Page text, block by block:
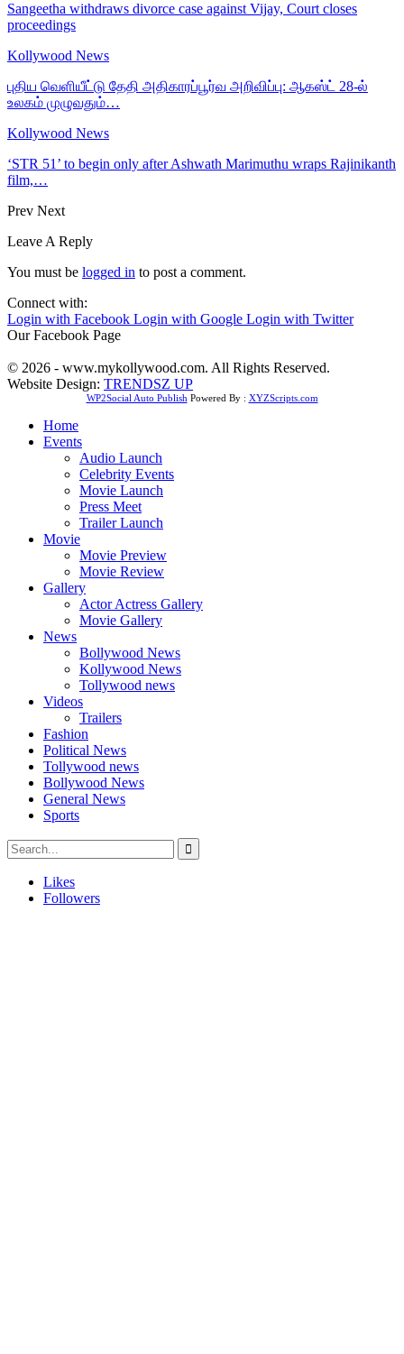
Sangeetha withdraws divorce case against Vijay, Court closes
proceedings
Kollywood News
புதிய வெளியீட்டு தேதி அதிகாரப்பூர்வ அறிவிப்பு: ஆகஸ்ட் 28-ல்
உலகம் முழுவதும்…
Kollywood News
‘STR 51’ to begin only after Ashwath Marimuthu wraps Rajinikanth
film,…
Prev Next
Leave A Reply
You must be logged in to post a comment.
Connect with:
Login with Facebook Login with Google Login with Twitter
Our Facebook Page
© 2026 - www.mykollywood.com. All Rights Reserved.
Website Design: TRENDSZ UP
WP2Social Auto Publish Powered By : XYZScripts.com
Home
Events
Audio Launch
Celebrity Events
Movie Launch
Press Meet
Trailer Launch
Movie
Movie Preview
Movie Review
Gallery
Actor Actress Gallery
Movie Gallery
News
Bollywood News
Kollywood News
Tollywood news
Videos
Trailers
Fashion
Political News
Tollywood news
Bollywood News
General News
Sports
Likes
Followers